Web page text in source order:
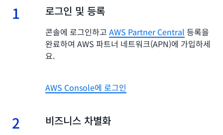
센티브 및 도구를 찾을 수 있습니다.
1 1.
로그인 및 등록
콘솔에 로그인하고 AWS Partner Central 등록을
완료하여 AWS 파트너 네트워크(APN)에 가입하세
요.
AWS Console에 로그인
2 2.
비즈니스 차별화